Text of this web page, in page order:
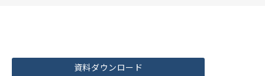
資料ダウンロード